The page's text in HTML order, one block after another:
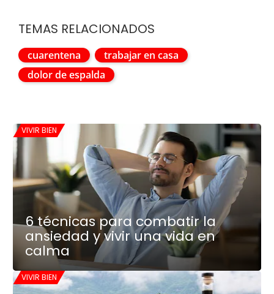
TEMAS RELACIONADOS
cuarentena
trabajar en casa
dolor de espalda
VIVIR BIEN
6 técnicas para combatir la
ansiedad y vivir una vida en
calma
VIVIR BIEN